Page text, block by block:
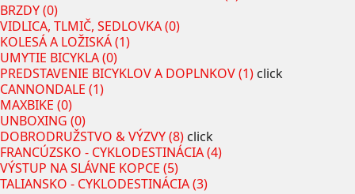
BRZDY (0)
VIDLICA, TLMIČ, SEDLOVKA (0)
KOLESÁ A LOŽISKÁ (1)
UMYTIE BICYKLA (0)
PREDSTAVENIE BICYKLOV A DOPLNKOV (1) click
CANNONDALE (1)
MAXBIKE (0)
UNBOXING (0)
DOBRODRUŽSTVO & VÝZVY (8) click
FRANCÚZSKO - CYKLODESTINÁCIA (4)
VÝSTUP NA SLÁVNE KOPCE (5)
TALIANSKO - CYKLODESTINÁCIA (3)